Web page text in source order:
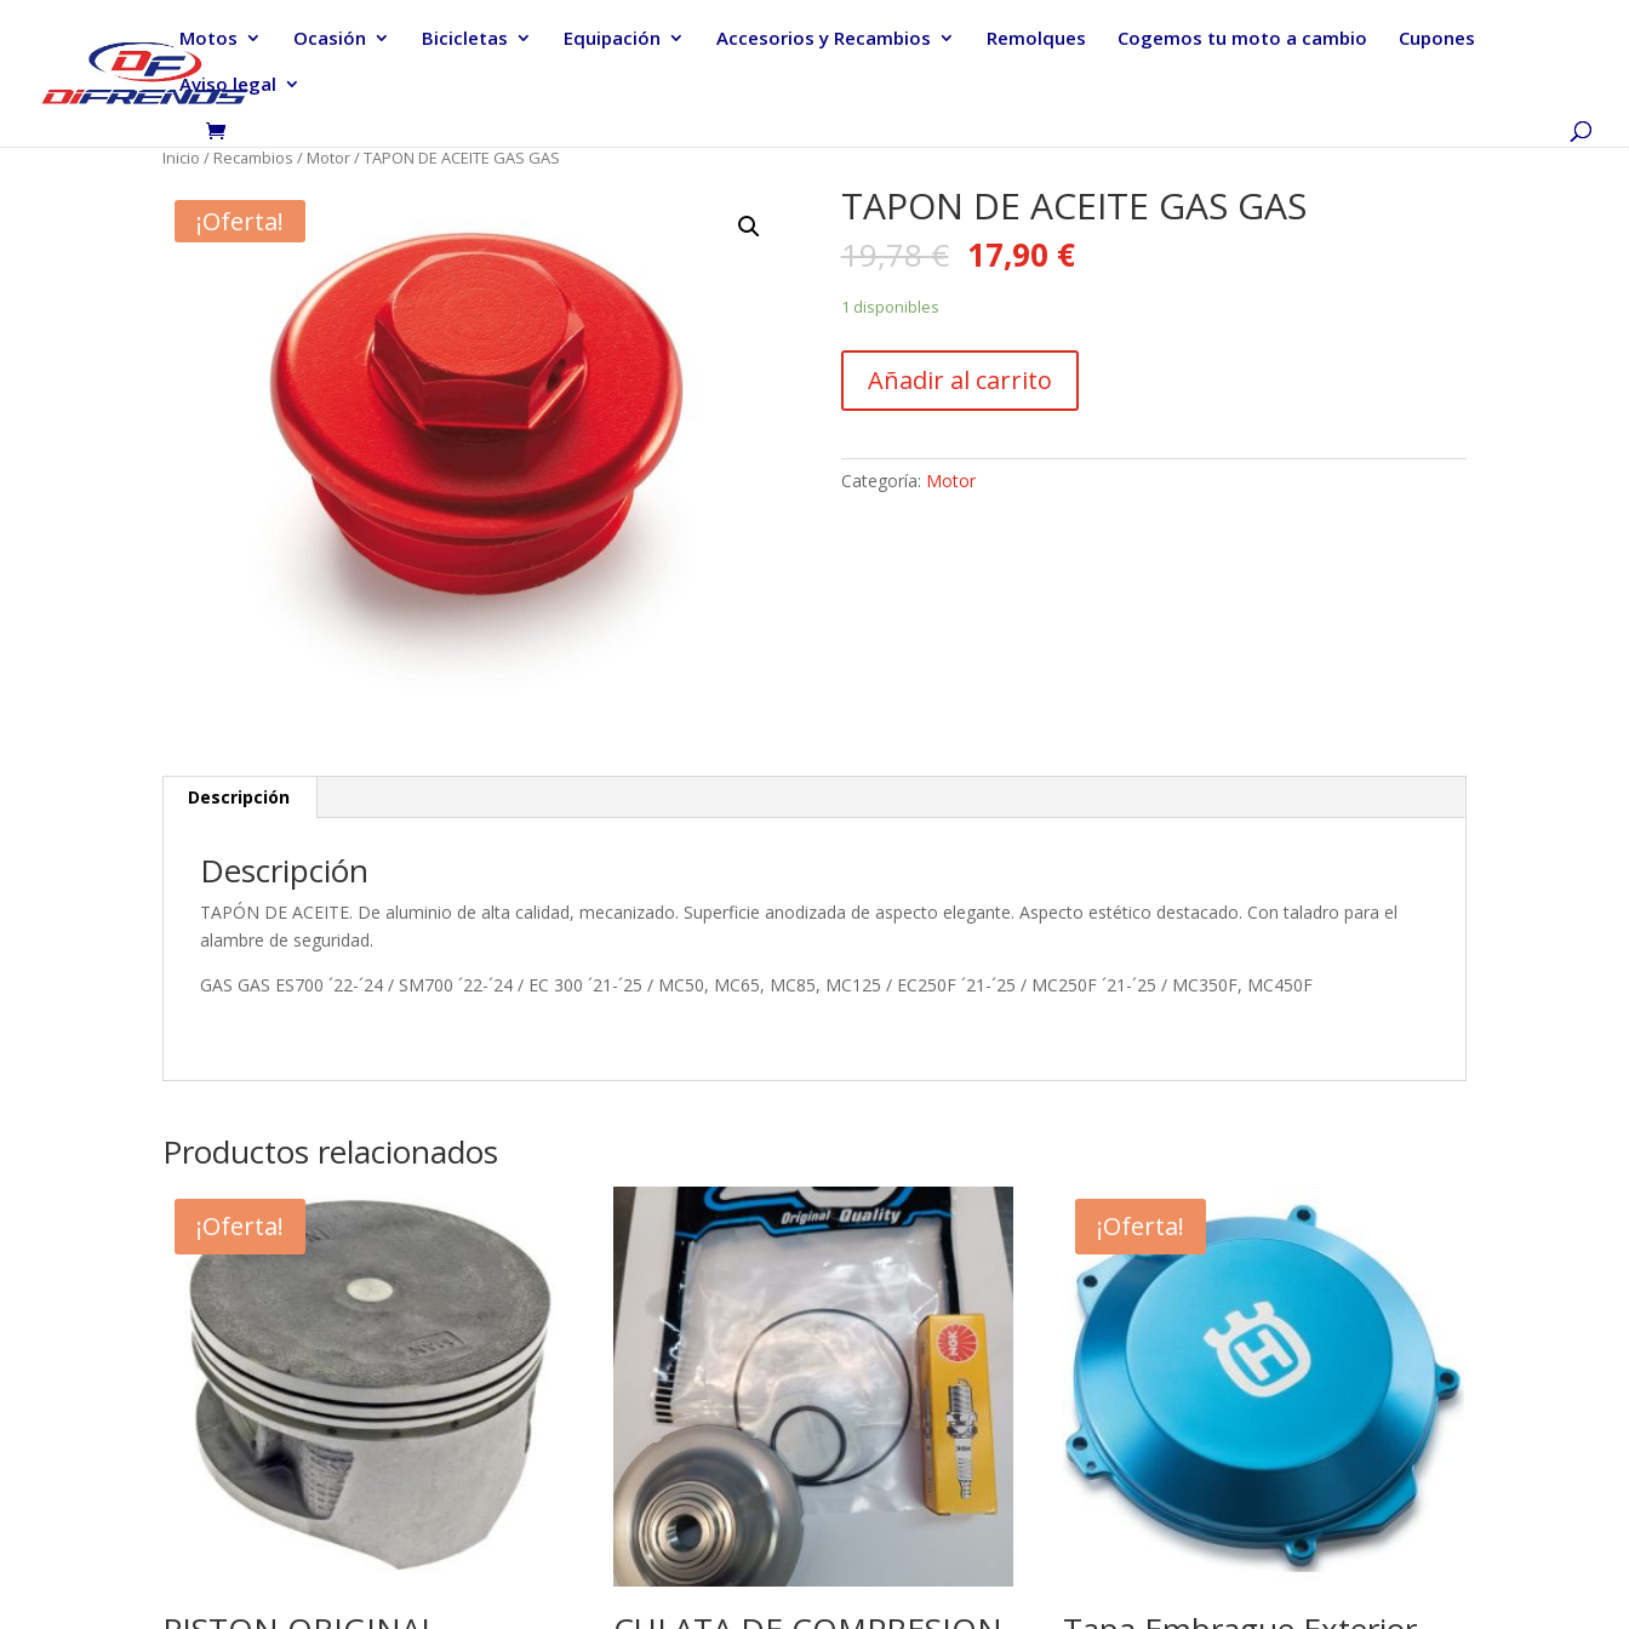
Motos Ocasión Bicicletas Equipación Accesorios y Recambios Remolques Cogemos tu moto a cambio
Cupones
Aviso legal
Inicio / Recambios / Motor/ TAPON DE ACEITE GAS GAS
¡Oferta! TAPON DE ACEITE GAS GAS
19,78€ 17,90 €
1 disponibles
GAS
Añadir al carrito
Categoría: Motor
Descripción
Descripción
TAPÓN DE ACEITE. De aluminio de alta calidad, mecanizado. Superficie anodizada de aspecto elegante. Aspecto estético destacado. Con taladro para el
alambre de seguridad.
GAS GAS ES700 ´22-´24 / SM700 ´22-´24 / EC 300 ´21-´25 / MC50, MC65, MC85, MC125 / EC250F ´21-´25 / MC250F ´21-´25 / MC350F, MC450F
Productos relacionados
¡Oferta! ¡Oferta!